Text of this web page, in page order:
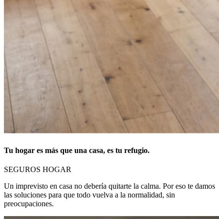
Tu hogar es más que una casa, es tu refugio.
SEGUROS HOGAR
Un imprevisto en casa no debería quitarte la calma. Por eso te damos
las soluciones para que todo vuelva a la normalidad, sin
preocupaciones.